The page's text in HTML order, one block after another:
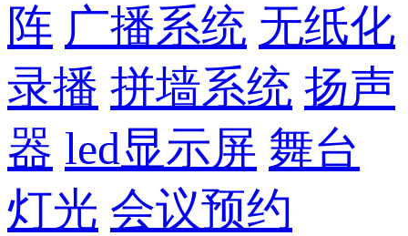
阵 广播系统 无纸化
录播 拼墙系统 扬声
器 led显示屏 舞台
灯光 会议预约